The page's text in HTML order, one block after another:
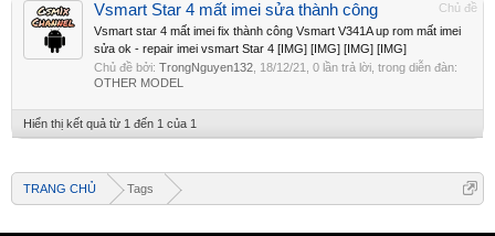
Chủ đề
Vsmart Star 4 mất imei sửa thành công
Vsmart star 4 mất imei fix thành công Vsmart V341A up rom mất imei
sửa ok - repair imei vsmart Star 4 [IMG] [IMG] [IMG] [IMG]
Chủ đề bởi: TrongNguyen132 18/12/21
, 0 lần trả lời, trong diễn đàn:
OTHER MODEL
Hiển thị kết quả từ 1 đến 1 của 1
TRANG CHỦ Tags